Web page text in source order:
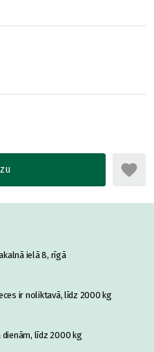
ielā 8, rīgā
ir noliktavā, līdz 2000 kg
līdz 2000 kg